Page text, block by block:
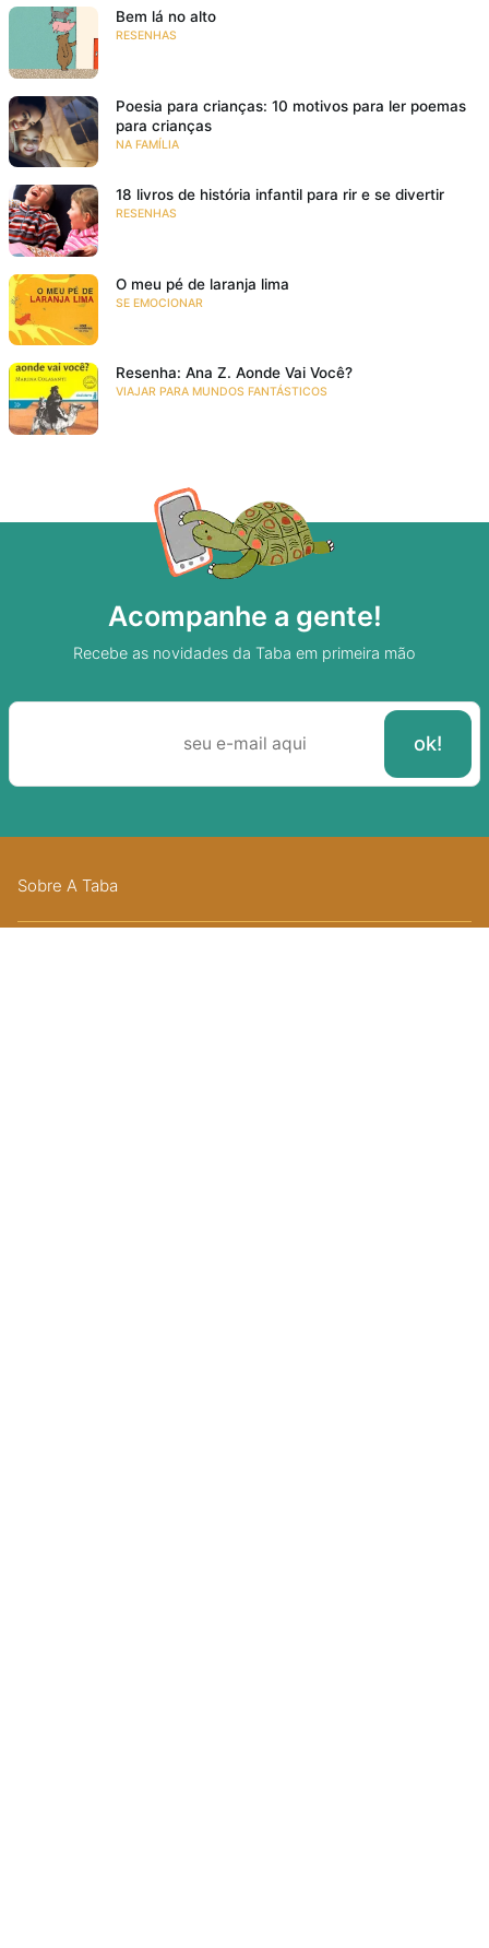
Bem lá no alto
RESENHAS
Poesia para crianças: 10 motivos para ler poemas
para crianças
NA FAMÍLIA
18 livros de história infantil para rir e se divertir
RESENHAS
O meu pé de laranja lima
SE EMOCIONAR
Resenha: Ana Z. Aonde Vai Você?
VIAJAR PARA MUNDOS FANTÁSTICOS
Acompanhe a gente!
Recebe as novidades da Taba em primeira mão
Sobre A Taba